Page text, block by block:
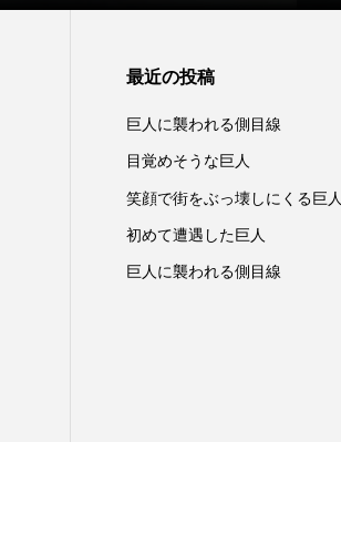
最近の投稿
巨人に襲われる側目線
目覚めそうな巨人
笑顔で街をぶっ壊しにくる巨人
初めて遭遇した巨人
巨人に襲われる側目線